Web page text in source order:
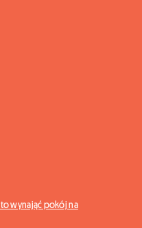
wynająć pokój na